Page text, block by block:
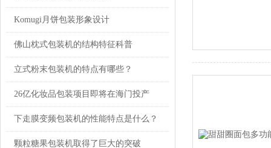
Komugi月饼包装形象设计
佛山枕式包装机的结构特征科普
立式粉末包装机的特点有哪些？
26亿化妆品包装项目即将在海门投产
下走膜变频包装机的性能特点是什么？
颗粒糖果包装机取得了巨大的突破